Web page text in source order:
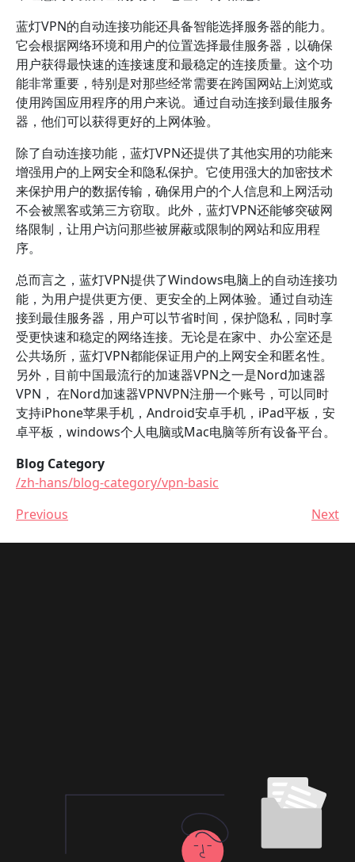
蓝灯VPN的自动连接功能还具备智能选择服务器的能力。
它会根据网络环境和用户的位置选择最佳服务器，以确保
用户获得最快速的连接速度和最稳定的连接质量。这个功
能非常重要，特别是对那些经常需要在跨国网站上浏览或
使用跨国应用程序的用户来说。通过自动连接到最佳服务
器，他们可以获得更好的上网体验。
除了自动连接功能，蓝灯VPN还提供了其他实用的功能来
增强用户的上网安全和隐私保护。它使用强大的加密技术
来保护用户的数据传输，确保用户的个人信息和上网活动
不会被黑客或第三方窃取。此外，蓝灯VPN还能够突破网
络限制，让用户访问那些被屏蔽或限制的网站和应用程
序。
总而言之，蓝灯VPN提供了Windows电脑上的自动连接功
能，为用户提供更方便、更安全的上网体验。通过自动连
接到最佳服务器，用户可以节省时间，保护隐私，同时享
受更快速和稳定的网络连接。无论是在家中、办公室还是
公共场所，蓝灯VPN都能保证用户的上网安全和匿名性。
另外，目前中国最流行的加速器VPN之一是Nord加速器
VPN， 在Nord加速器VPNVPN注册一个账号，可以同时
支持iPhone苹果手机，Android安卓手机，iPad平板，安
卓平板，windows个人电脑或Mac电脑等所有设备平台。
Blog Category
/zh-hans/blog-category/vpn-basic
Previous
Next